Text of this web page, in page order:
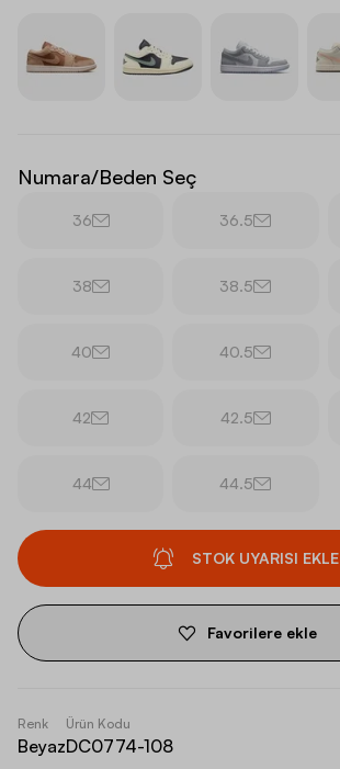
Numara/Beden Seç
36 36.5
38 38.5
40 40.5
42 42.5
44 44.5
STOK UYARISI EKLE
Favorilere ekle
Renk
Beyaz
Ürün Kodu
DC0774-108